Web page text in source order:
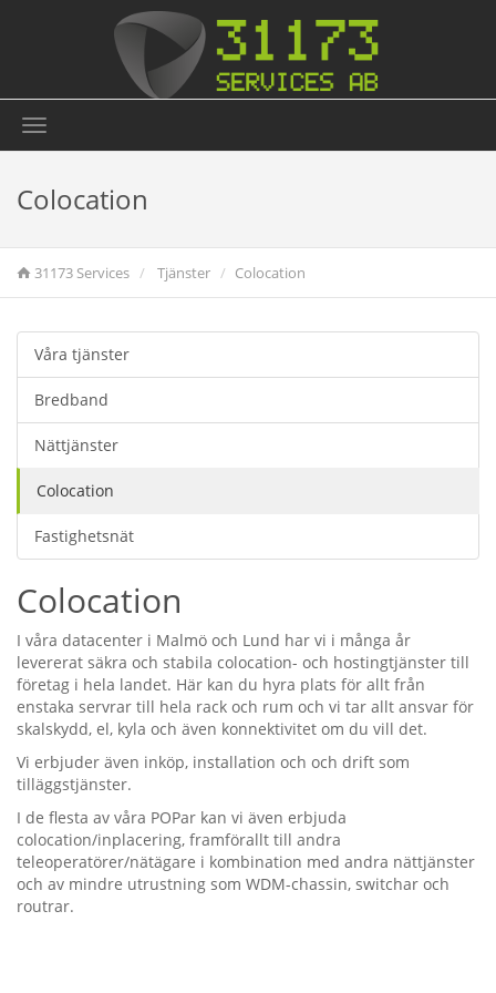
Toggle
navigation
Colocation
31173 Services Tjänster Colocation
Våra tjänster
Bredband
Nättjänster
Colocation
Fastighetsnät
Colocation
I våra datacenter i Malmö och Lund har vi i många år
levererat säkra och stabila colocation- och hostingtjänster till
företag i hela landet. Här kan du hyra plats för allt från
enstaka servrar till hela rack och rum och vi tar allt ansvar för
skalskydd, el, kyla och även konnektivitet om du vill det.
Vi erbjuder även inköp, installation och och drift som
tilläggstjänster.
I de flesta av våra POPar kan vi även erbjuda
colocation/inplacering, framförallt till andra
teleoperatörer/nätägare i kombination med andra nättjänster
och av mindre utrustning som WDM-chassin, switchar och
routrar.